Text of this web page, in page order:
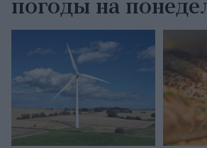
погоды на